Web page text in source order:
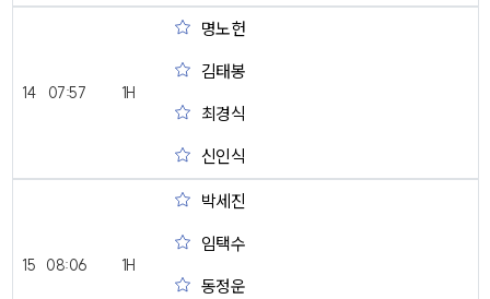
14 07:57 1H
명노헌
김태봉
최경식
신인식
15 08:06 1H
박세진
임택수
동정운